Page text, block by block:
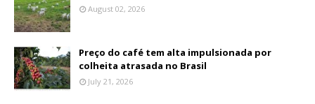
August 02, 2026
Preço do café tem alta impulsionada por
colheita atrasada no Brasil
July 21, 2026